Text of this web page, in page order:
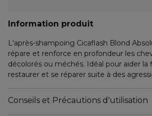
Information produit
L'après-shampoing Cicaflash Blond
répare et renforce en profondeur les
décolorés ou méchés. Idéal pour aider la
restaurer et se réparer suite à des
C'est l'action combinée de l'acide
Conseils et Précautions d'utilisation